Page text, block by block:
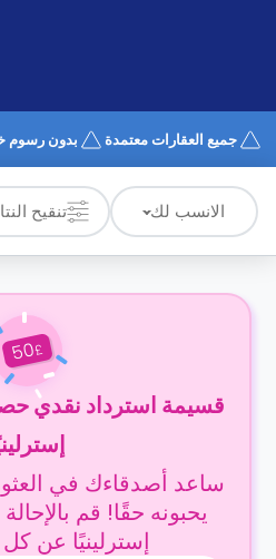
كيف
تعمل؟
الأسئلة
الشائعة
جميع العقارات معتمدة بدون رسوم
الانسب لك تنقيح
£
50
ساعد أصدقاءك في
إسترلينيًا عن